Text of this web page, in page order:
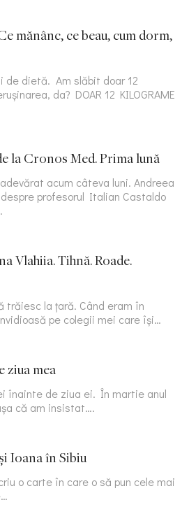
mănânc, ce beau, cum dorm,
de dietă. Am slăbit doar 12
da? DOAR 12 KILOGRAME
la Cronos Med. Prima lună
acum câteva luni. Andreea
profesorul Italian Castaldo
Vlahiia. Tihnă. Roade.
trăiesc la țară. Când eram în
pe colegii mei care își…
ziua mea
înainte de ziua ei. În martie anul
că am insistat….
Ioana în Sibiu
o carte în care o să pun cele mai